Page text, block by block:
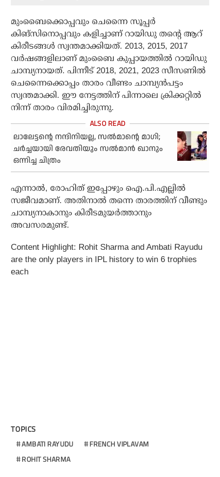
മുംബൈക്കൊപ്പവും ചെന്നൈ സൂപ്പര്‍
കിങ്സിനൊപ്പവും കളിച്ചാണ് റായിഡു തന്റെ ആറ്
കിരീടങ്ങള്‍ സ്വന്തമാക്കിയത്. 2013, 2015, 2017
വര്‍ഷങ്ങളിലാണ് മുംബൈ കുപ്പായത്തില്‍ റായിഡു
ചാമ്പ്യനായത്. പിന്നീട് 2018, 2021, 2023 സീസണില്‍
ചെന്നൈക്കൊപ്പം താരം വീണ്ടം ചാമ്പ്യന്‍പട്ടം
സ്വന്തമാക്കി. ഈ നേട്ടത്തിന് പിന്നാലെ ക്രിക്കറ്റില്‍
നിന്ന് താരം വിരമിച്ചിരുന്നു.
ലാലേട്ടന്റെ നന്ദിനിയല്ല, സല്‍മാന്റെ മാഗി;
ചര്‍ച്ചയായി രേവതിയും സല്‍മാന്‍ ഖാനും
ഒന്നിച്ച ചിത്രം
എന്നാല്‍, രോഹിത് ഇപ്പോഴും ഐ.പി.എല്ലില്‍
സജീവമാണ്. അതിനാല്‍ തന്നെ താരത്തിന് വീണ്ടും
ചാമ്പ്യനാകാനും കിരീടമുയര്‍ത്താനും
അവസരമുണ്ട്.
Content Highlight: Rohit Sharma and Ambati Rayudu
are the only players in IPL history to win 6 trophies
each
TOPICS
AMBATI RAYUDU
FRENCH VIPLAVAM
ROHIT SHARMA